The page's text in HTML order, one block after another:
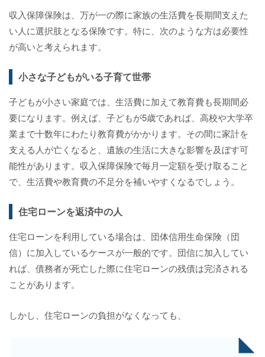
収入保障保険は、万が一の際に家族の生活費を長期間支えた
い人に選択肢となる保険です。特に、次のような方は必要性
が高いと考えられます。
小さな子どもがいる子育て世帯
子どもが小さい家庭では、生活費に加えて教育費も長期間必
要になります。例えば、子どもが5歳であれば、高校や大学卒
業まで十数年にわたり教育費がかかります。その間に家計を
支える人が亡くなると、遺族の生活に大きな影響を及ぼす可
能性があります。収入保障保険で毎月一定額を受け取ること
で、生活費や教育費の不足分を補いやすくなるでしょう。
住宅ローンを返済中の人
住宅ローンを利用している場合は、団体信用生命保険（団
信）に加入しているケースが一般的です。団信に加入してい
れば、債務者が死亡した際に住宅ローンの残債は完済される
ことがあります。
しかし、住宅ローンの負担がなくなっても、